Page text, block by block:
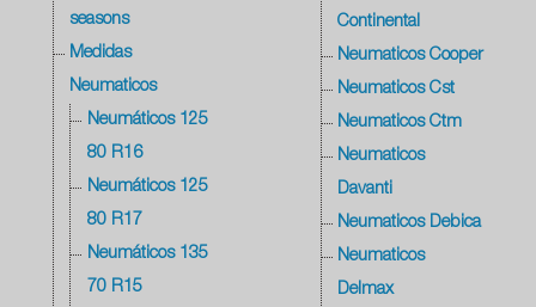
seasons
Medidas
Neumaticos
Neumáticos 125
80 R16
Neumáticos 125
80 R17
Neumáticos 135
70 R15
Continental
Neumaticos Cooper
Neumaticos Cst
Neumaticos Ctm
Neumaticos
Davanti
Neumaticos Debica
Neumaticos
Delmax